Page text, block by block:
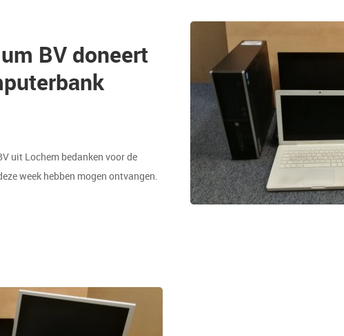
BV doneert
uit Lochem bedanken voor de
week hebben mogen ontvangen.